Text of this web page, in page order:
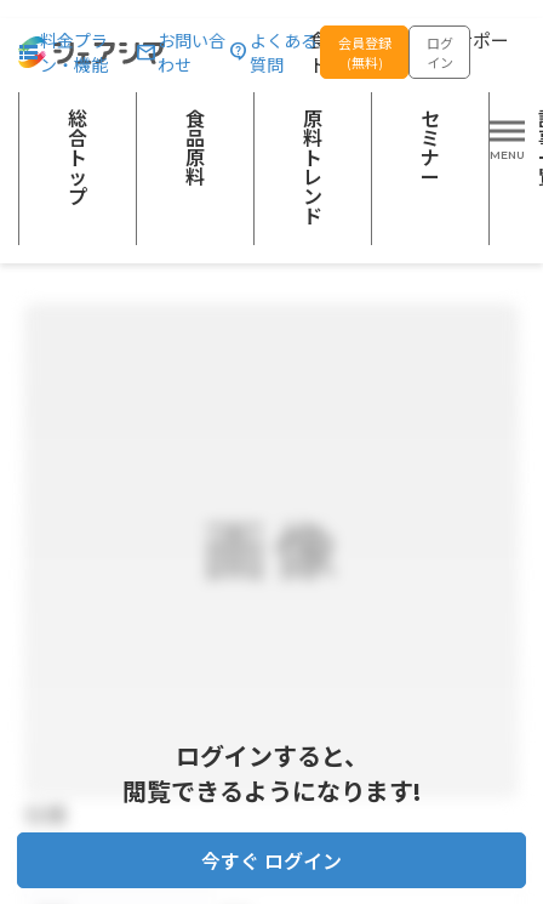
食品の企画開発をサポー
トする
料金プラ
ン・機能
お問い合
わせ
よくある
質問
会員登録
(無料)
ログ
イン
総
合
ト
ッ
プ
食
品
原
料
原
料
ト
レ
ン
ド
セ
ミ
ナ
ー
総合トップ 食品原料 コーンオリゴペプチド
その他の加工食品
日持向上材（食品扱い）
美容素材
筋肉・関節系ケア素材
スポーツニュートリション関連素材
ログインすると、
閲覧できるようになります!
今すぐ ログイン
内容量